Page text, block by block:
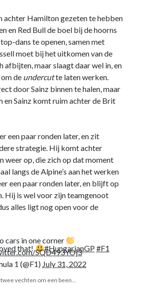
achter Hamilton gezeten te hebben
en Red Bull de boel bij de hoorns
dans te openen, samen met
moet bij het uitkomen van de
afbijten, maar slaagt daar wel in, en
de undercutte laten werken.
door Sainz binnen te halen, maar
en Sainz komt ruim achter de Brit
een paar ronden later, en zit
strategie. Hij komt achter
weer op, die zich op dat moment
langs de Alpine’s aan het werken
een paar ronden later, en blijft op
Hij is wel voor zijn teamgenoot
alles ligt nog open voor de
cars in one corner
that!
#HungarianGP #F1
SQD493YOj3
1 (@F1) July 31, 2022
twee vechten om een been…
Gebruikerservaring
Deze cookies
worden gebruikt om
de website zo
gebruiksvriendelijk
mogelijk te laten
functioneren. Indien
inhoud van de
website niet meer
kunt gebruiken.